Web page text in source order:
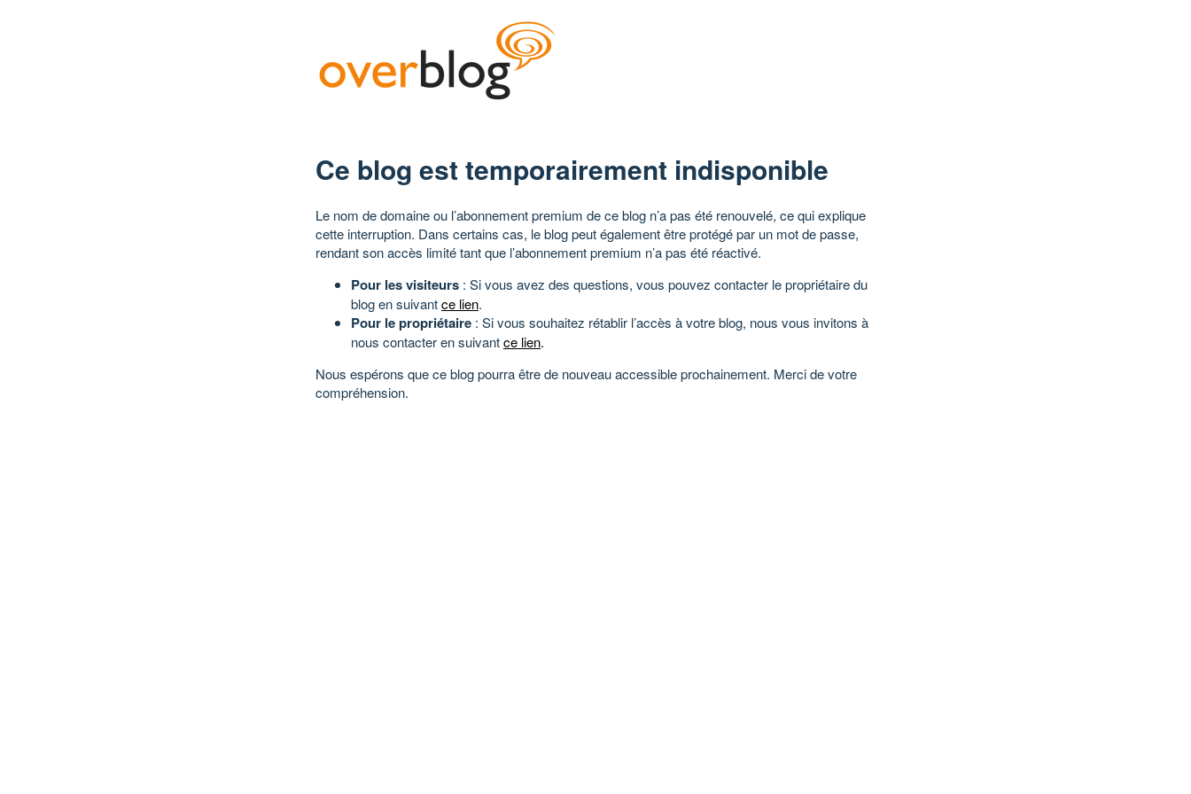
Ce blog est temporairement indisponible
Le nom de domaine ou l’abonnement premium de ce blog n’a pas été renouvelé, ce qui explique
cette interruption. Dans certains cas, le blog peut également être protégé par un mot de passe,
rendant son accès limité tant que l’abonnement premium n’a pas été réactivé.
Pour les visiteurs : Si vous avez des questions, vous pouvez contacter le propriétaire du
blog en suivantce lien.
Pour le propriétaire : Si vous souhaitez rétablir l’accès à votre blog, nous vous invitons à
nous contacter en suivantce lien.
Nous espérons que ce blog pourra être de nouveau accessible prochainement. Merci de votre
compréhension.